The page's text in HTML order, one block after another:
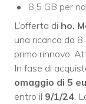
8,5 GB per
L’offerta di ho.
una ricarica da
primo rinnovo.
In fase di
omaggio di 5
entro il 9/1/24.